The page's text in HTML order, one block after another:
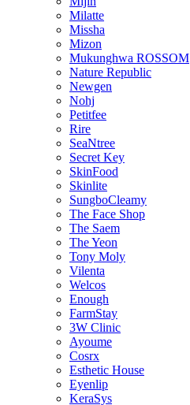
Milatte
Missha
Mizon
Mukunghwa ROSSOM
Nature Republic
Newgen
Nohj
Petitfee
Rire
SeaNtree
Secret Key
SkinFood
Skinlite
SungboCleamy
The Face Shop
The Saem
The Yeon
Tony Moly
Vilenta
Welcos
Enough
FarmStay
3W Clinic
Ayoume
Cosrx
Esthetic House
Eyenlip
KeraSys